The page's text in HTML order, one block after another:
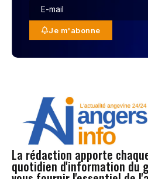
Je m'abonne
La rédaction apporte
quotidien d'information du